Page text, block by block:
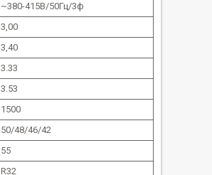
~380-415В/50Гц/3ф
3,00
3,40
3.33
3.53
1500
50/48/46/42
55
R32